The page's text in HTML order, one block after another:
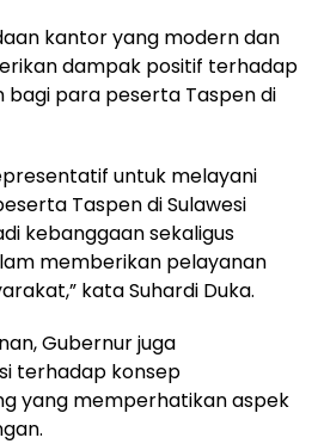
kantor yang modern dan
dampak positif terhadap
para peserta Taspen di
untuk melayani
Taspen di Sulawesi
kebanggaan sekaligus
memberikan pelayanan
kata Suhardi Duka.
Gubernur juga
terhadap konsep
yang memperhatikan aspek